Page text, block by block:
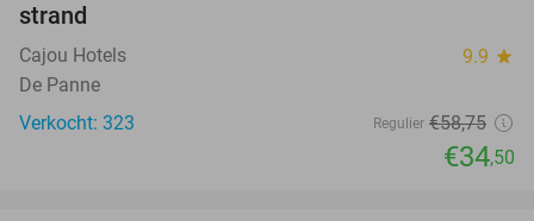
strand
Cajou Hotels 9.9 star
De Panne
Verkocht: 323
Regulier €58,75
€34,50